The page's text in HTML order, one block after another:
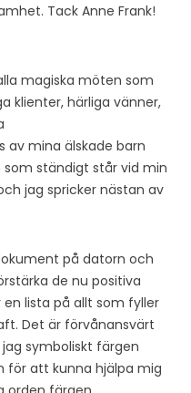
Tack Anne Frank!
magiska möten som
klienter, härliga vänner,
av mina älskade barn
ständigt står vid min
jag spricker nästan av
på datorn och
de nu positiva
lista på allt som fyller
Det är förvånansvärt
symboliskt färgen
för att kunna hjälpa mig